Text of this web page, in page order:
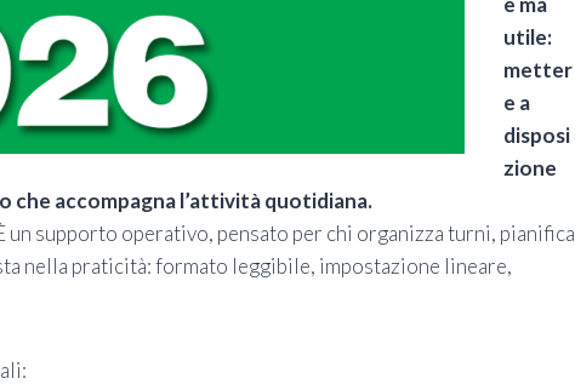
utile:
metter
e a
disposi
zione
che accompagna l’attività quotidiana.
un supporto operativo, pensato per chi organizza turni, pianifica
nella praticità: formato leggibile, impostazione lineare,